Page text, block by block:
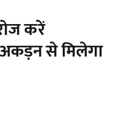
करें
से मिलेगा